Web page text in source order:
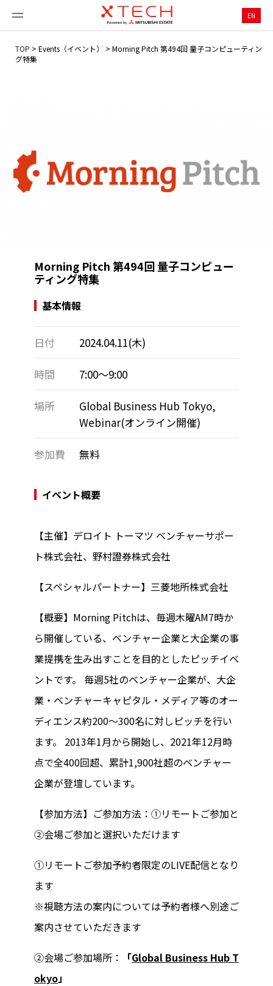
EN
TOP > Events（イベント） > Morning Pitch 第494回 量子コンピューティン
グ特集
Morning Pitch 第494回 量子コンピュー
ティング特集
基本情報
日付 2024.04.11(木)
時間 7:00～9:00
場所
Global Business Hub Tokyo,
Webinar(オンライン開催)
参加費 無料
イベント概要
【主催】デロイト トーマツ ベンチャーサポー
ト株式会社、野村證券株式会社
【スペシャルパートナー】三菱地所株式会社
【概要】Morning Pitchは、毎週木曜AM7時か
ら開催している、ベンチャー企業と大企業の事
業提携を生み出すことを目的としたピッチイベ
ントです。 毎週5社のベンチャー企業が、大企
業・ベンチャーキャピタル・メディア等のオー
ディエンス約200～300名に対しピッチを行い
ます。 2013年1月から開始し、2021年12月時
点で全400回超、累計1,900社超のベンチャー
企業が登壇しています。
【参加方法】ご参加方法：①リモートご参加と
②会場ご参加と選択いただけます
①リモートご参加予約者限定のLIVE配信となり
ます
※視聴方法の案内については予約者様へ別途ご
案内させていただきます
②会場ご参加場所： 「Global Business Hub T
okyo」